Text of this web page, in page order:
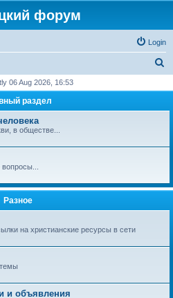
форум
Login
r
h
06 Aug 2026, 16:53
раздел
в обществе...
Разное
на христианские ресурсы в сети
и объявления